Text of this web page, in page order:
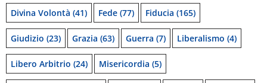
Divina Volontà (41) Fede (77) Fiducia (165)
Giudizio (23) Grazia (63) Guerra (7) Liberalismo (4)
Libero Arbitrio (24) Misericordia (5)